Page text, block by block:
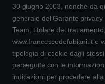
30 giugno 2003, nonché da
generale del Garante privacy
Team, titolare del
www.francescodefabiani.it e
tipologia di cookie dagli
perseguite con le
indicazioni per procedere